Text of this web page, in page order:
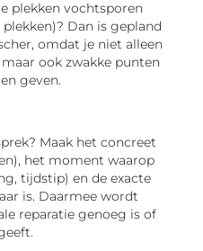
plekken vochtsporen
Dan is gepland
omdat je niet alleen
ook zwakke punten
geven.
Maak het concreet
het moment waarop
tijdstip) en de exacte
is. Daarmee wordt
reparatie genoeg is of